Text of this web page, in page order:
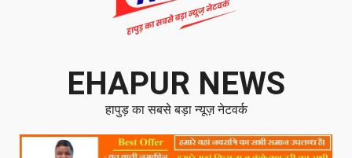
EHAPUR NEWS
हापुड़ का सबसे बड़ा न्यूज़ नेटवर्क